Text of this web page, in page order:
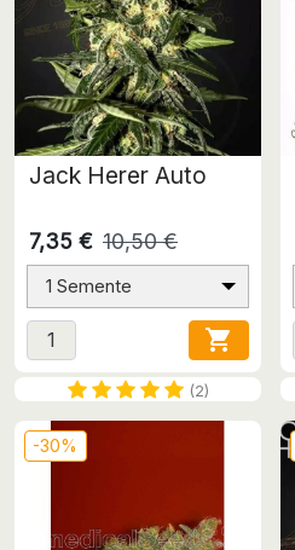
Jack Herer Auto
7,35 € 10,50 €
1 Semente

(2)
-30%